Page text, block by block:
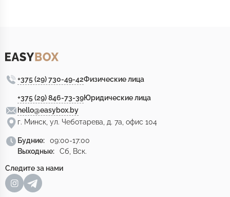
+375 (29) 730-49-42Физические лица
+375 (29) 846-73-39Юридические лица
hello@easybox.by
г. Минск, ул. Чеботарева, д. 7а, офис 104
Будние:
09:00-17:00
Выходные:
Сб, Вск.
Следите за нами